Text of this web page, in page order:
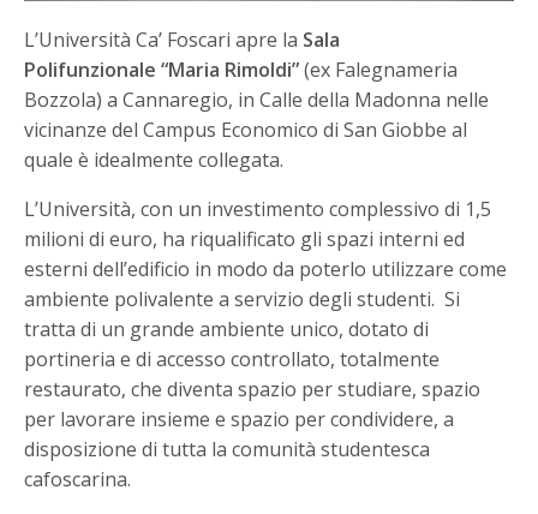
L’Università Ca’ Foscari apre la Sala
Polifunzionale “Maria Rimoldi”(ex Falegnameria
Bozzola) a Cannaregio, in Calle della Madonna nelle
vicinanze del Campus Economico di San Giobbe al
quale è idealmente collegata.
L’Università, con un investimento complessivo di 1,5
milioni di euro, ha riqualificato gli spazi interni ed
esterni dell’edificio in modo da poterlo utilizzare come
ambiente polivalente a servizio degli studenti. Si
tratta di un grande ambiente unico, dotato di
portineria e di accesso controllato, totalmente
restaurato, che diventa spazio per studiare, spazio
per lavorare insieme e spazio per condividere, a
disposizione di tutta la comunità studentesca
cafoscarina.